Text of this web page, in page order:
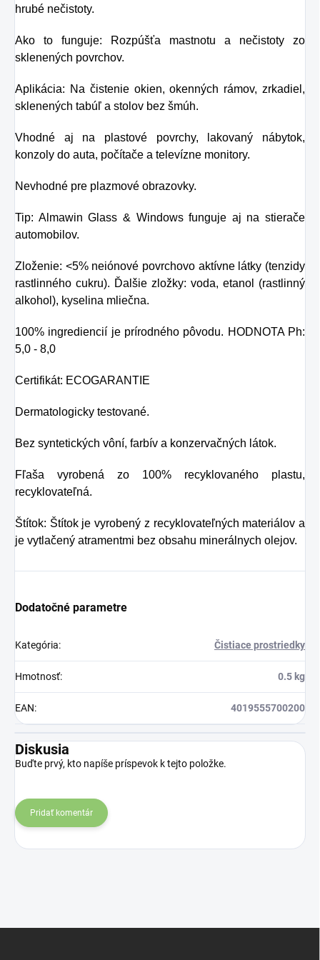
hrubé nečistoty.
Ako to funguje: Rozpúšťa mastnotu a nečistoty zo
sklenených povrchov.
Aplikácia: Na čistenie okien, okenných rámov, zrkadiel,
sklenených tabúľ a stolov bez šmúh.
Vhodné aj na plastové povrchy, lakovaný nábytok,
konzoly do auta, počítače a televízne monitory.
Nevhodné pre plazmové obrazovky.
Tip: Almawin Glass & Windows funguje aj na stierače
automobilov.
Zloženie: <5% neiónové povrchovo aktívne látky (tenzidy
rastlinného cukru). Ďalšie zložky: voda, etanol (rastlinný
alkohol), kyselina mliečna.
100% ingrediencií je prírodného pôvodu. HODNOTA Ph:
5,0 - 8,0
Certifikát: ECOGARANTIE
Dermatologicky testované.
Bez syntetických vôní, farbív a konzervačných látok.
Fľaša vyrobená zo 100% recyklovaného plastu,
recyklovateľná.
Štítok: Štítok je vyrobený z recyklovateľných materiálov a
je vytlačený atramentmi bez obsahu minerálnych olejov.
Dodatočné parametre
Kategória: Čistiace prostriedky
Hmotnosť: 0.5 kg
EAN: 4019555700200
Diskusia
Buďte prvý, kto napíše príspevok k tejto položke.
Pridať komentár